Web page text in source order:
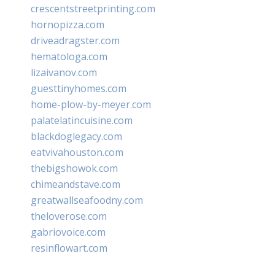
crescentstreetprinting.com
hornopizza.com
driveadragster.com
hematologa.com
lizaivanov.com
guesttinyhomes.com
home-plow-by-meyer.com
palatelatincuisine.com
blackdoglegacy.com
eatvivahouston.com
thebigshowok.com
chimeandstave.com
greatwallseafoodny.com
theloverose.com
gabriovoice.com
resinflowart.com